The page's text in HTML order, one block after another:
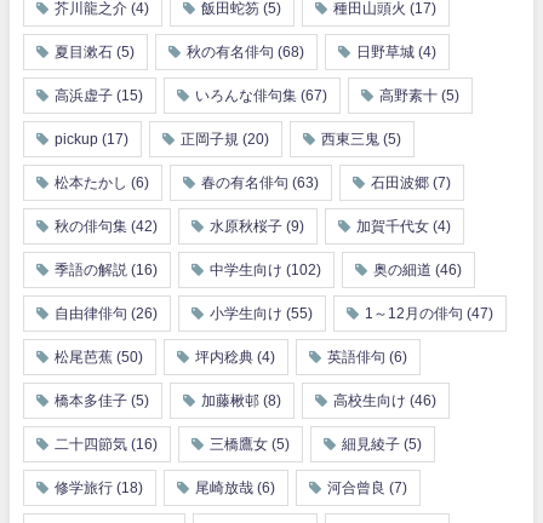
芥川龍之介 (4) 飯田蛇笏 (5) 種田山頭火 (17)
夏目漱石 (5) 秋の有名俳句 (68) 日野草城 (4)
高浜虚子 (15) いろんな俳句集 (67) 高野素十 (5)
pickup (17) 正岡子規 (20) 西東三鬼 (5)
松本たかし (6) 春の有名俳句 (63) 石田波郷 (7)
秋の俳句集 (42) 水原秋桜子 (9) 加賀千代女 (4)
季語の解説 (16) 中学生向け (102) 奥の細道 (46)
自由律俳句 (26) 小学生向け (55) 1～12月の俳句 (47)
松尾芭蕉 (50) 坪内稔典 (4) 英語俳句 (6)
橋本多佳子 (5) 加藤楸邨 (8) 高校生向け (46)
二十四節気 (16) 三橋鷹女 (5) 細見綾子 (5)
修学旅行 (18) 尾崎放哉 (6) 河合曾良 (7)